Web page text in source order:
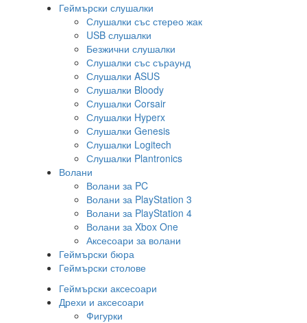
Геймърски слушалки
Слушалки със стерео жак
USB слушалки
Безжични слушалки
Слушалки със съраунд
Слушалки ASUS
Слушалки Bloody
Слушалки Corsair
Слушалки Hyperx
Слушалки Genesis
Слушалки Logitech
Слушалки Plantronics
Волани
Волани за PC
Волани за PlayStation 3
Волани за PlayStation 4
Волани за Xbox One
Аксесоари за волани
Геймърски бюра
Геймърски столове
Геймърски аксесоари
Дрехи и аксесоари
Фигурки